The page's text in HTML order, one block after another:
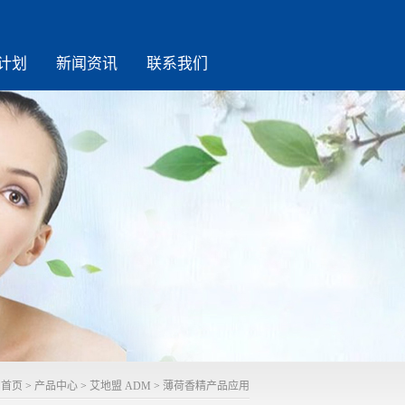
划 新闻资讯 联系我们
首页 > 产品中心 > 艾地盟 ADM > 薄荷香精产品应用